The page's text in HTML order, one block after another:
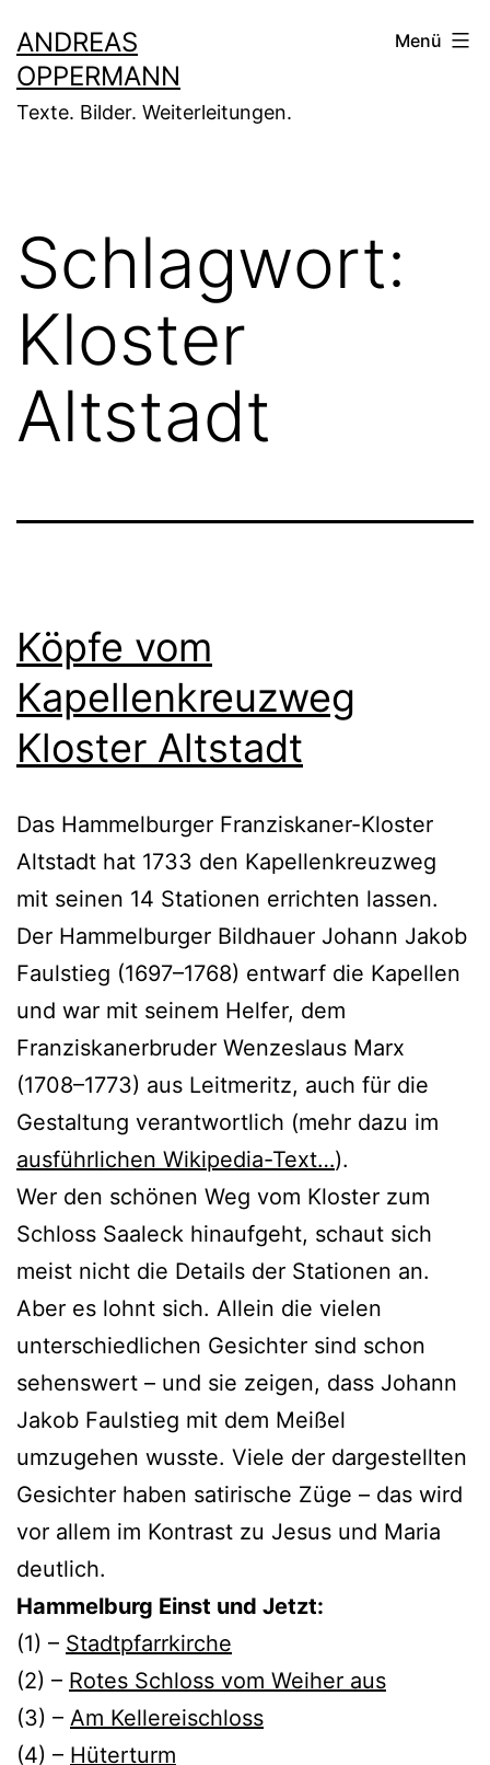
Inhalt
springen
ANDREAS
OPPERMANN
Texte. Bilder. Weiterleitungen.
Menü
Schlagwort:
Kloster
Altstadt
Köpfe vom
Kapellenkreuzweg
Kloster Altstadt
Das Hammelburger Franziskaner-Kloster
Altstadt hat 1733 den Kapellenkreuzweg
mit seinen 14 Stationen errichten lassen.
Der Hammelburger Bildhauer Johann Jakob
Faulstieg (1697–1768) entwarf die Kapellen
und war mit seinem Helfer, dem
Franziskanerbruder Wenzeslaus Marx
(1708–1773) aus Leitmeritz, auch für die
Gestaltung verantwortlich (mehr dazu im
ausführlichen Wikipedia-Text…).
Wer den schönen Weg vom Kloster zum
Schloss Saaleck hinaufgeht, schaut sich
meist nicht die Details der Stationen an.
Aber es lohnt sich. Allein die vielen
unterschiedlichen Gesichter sind schon
sehenswert – und sie zeigen, dass Johann
Jakob Faulstieg mit dem Meißel
umzugehen wusste. Viele der dargestellten
Gesichter haben satirische Züge – das wird
vor allem im Kontrast zu Jesus und Maria
deutlich.
Hammelburg Einst und Jetzt:
(1) – Stadtpfarrkirche
(2) – Rotes Schloss vom Weiher aus
(3) – Am Kellereischloss
(4) – Hüterturm